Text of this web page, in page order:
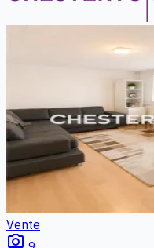
Vente
photo_camera